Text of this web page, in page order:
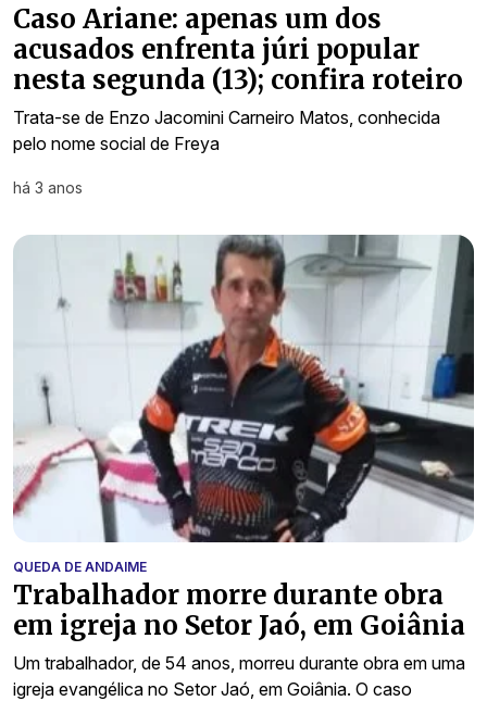
Caso Ariane: apenas um dos
acusados enfrenta júri popular
nesta segunda (13); confira roteiro
Trata-se de Enzo Jacomini Carneiro Matos, conhecida
pelo nome social de Freya
há 3 anos
QUEDA DE ANDAIME
Trabalhador morre durante obra
em igreja no Setor Jaó, em Goiânia
Um trabalhador, de 54 anos, morreu durante obra em uma
igreja evangélica no Setor Jaó, em Goiânia. O caso